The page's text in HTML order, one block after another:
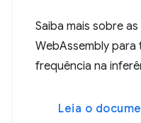
Saiba mais sobre
WebAssembly
frequência na
Leia o